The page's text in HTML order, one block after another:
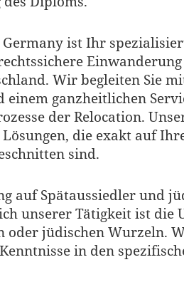
Germany ist Ihr
Wir begleiten Sie
einem ganzheitlichen
der Relocation.
die exakt auf
sind.
auf Spätaussiedler und
unserer Tätigkeit ist die
oder jüdischen Wurzeln.
in den